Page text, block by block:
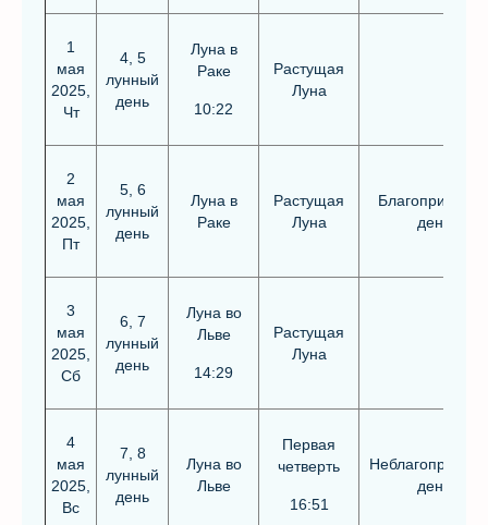
1
мая
2025,
Чт
4, 5
лунный
день
Луна в
Раке
10:22
Растущая
Луна
2
мая
2025,
Пт
5, 6
лунный
день
Луна в
Раке
Растущая
Луна
Благоприятный
день
3
мая
2025,
Сб
6, 7
лунный
день
Луна во
Льве
14:29
Растущая
Луна
4
мая
2025,
Вс
7, 8
лунный
день
Луна во
Льве
Первая
четверть
16:51
день